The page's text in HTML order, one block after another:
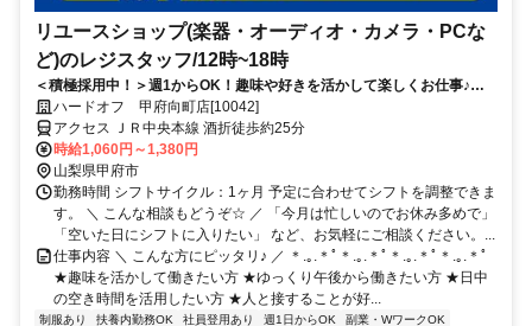
リユースショップ(楽器・オーディオ・カメラ・PCな
ど)のレジスタッフ/12時~18時
＜積極採用中！＞週1からOK！趣味や好きを活かして楽しくお仕事♪未
経験OK！シフトは柔軟に対応可能！
ハードオフ 甲府向町店[10042]
アクセス ＪＲ中央本線 酒折徒歩約25分
時給1,060円～1,380円
山梨県甲府市
勤務時間 シフトサイクル：1ヶ月 予定に合わせてシフトを調整できま
す。 ＼ こんな相談もどうぞ☆ ／ 「今月は忙しいのでお休み多めで」
「空いた日にシフトに入りたい」 など、お気軽にご相談ください。...
仕事内容 ＼ こんな方にピッタリ♪ ／ ＊.｡.＊ﾟ＊.｡.＊ﾟ＊.｡.＊ﾟ＊.｡.＊ﾟ
★趣味を活かして働きたい方 ★ゆっくり午後から働きたい方 ★日中
の空き時間を活用したい方 ★人と接することが好...
制服あり 扶養内勤務OK 社員登用あり 週1日からOK
副業・WワークOK